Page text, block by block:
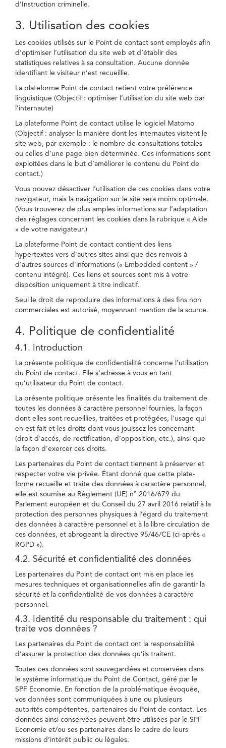
d’Instruction criminelle.
3. Utilisation des cookies
Les cookies utilisés sur le Point de contact sont employés afin
d’optimiser l’utilisation du site web et d’établir des
statistiques relatives à sa consultation. Aucune donnée
identifiant le visiteur n’est recueillie.
La plateforme Point de contact retient votre préférence
linguistique (Objectif : optimiser l’utilisation du site web par
l’internaute)
La plateforme Point de contact utilise le logiciel Matomo
(Objectif : analyser la manière dont les internautes visitent le
site web, par exemple : le nombre de consultations totales
ou celles d’une page bien déterminée. Ces informations sont
exploitées dans le but d’améliorer le contenu du Point de
contact.)
Vous pouvez désactiver l’utilisation de ces cookies dans votre
navigateur, mais la navigation sur le site sera moins optimale.
(Vous trouverez de plus amples informations sur l’adaptation
des réglages concernant les cookies dans la rubrique « Aide
» de votre navigateur.)
La plateforme Point de contact contient des liens
hypertextes vers d'autres sites ainsi que des renvois à
d'autres sources d'informations (« Embedded content » /
contenu intégré). Ces liens et sources sont mis à votre
disposition uniquement à titre indicatif.
Seul le droit de reproduire des informations à des fins non
commerciales est autorisé, moyennant mention de la source.
4. Politique de confidentialité
4.1. Introduction
La présente politique de confidentialité concerne l’utilisation
du Point de contact. Elle s'adresse à vous en tant
qu’utilisateur du Point de contact.
La présente politique présente les finalités du traitement de
toutes les données à caractère personnel fournies, la façon
dont elles sont recueillies, traitées et protégées, l'usage qui
en est fait et les droits dont vous jouissez les concernant
(droit d'accès, de rectification, d’opposition, etc.), ainsi que
la façon d'exercer ces droits.
Les partenaires du Point de contact tiennent à préserver et
respecter votre vie privée. Étant donné que cette plate-
forme recueille et traite des données à caractère personnel,
elle est soumise au Règlement (UE) n° 2016/679 du
Parlement européen et du Conseil du 27 avril 2016 relatif à la
protection des personnes physiques à l’égard du traitement
des données à caractère personnel et à la libre circulation de
ces données, et abrogeant la directive 95/46/CE (ci-après «
RGPD »).
4.2. Sécurité et confidentialité des données
Les partenaires du Point de contact ont mis en place les
mesures techniques et organisationnelles afin de garantir la
sécurité et la confidentialité de vos données à caractère
personnel.
4.3. Identité du responsable du traitement : qui
traite vos données ?
Les partenaires du Point de contact ont la responsabilité
d’assurer la protection des données qu’ils traitent.
Toutes ces données sont sauvegardées et conservées dans
le système informatique du Point de Contact, géré par le
SPF Economie. En fonction de la problématique évoquée,
vos données sont communiquées à une ou plusieurs
autorités compétentes, partenaires du Point de contact. Les
données ainsi conservées peuvent être utilisées par le SPF
Economie et/ou ses partenaires dans le cadre de leurs
missions d’intérêt public ou légales.